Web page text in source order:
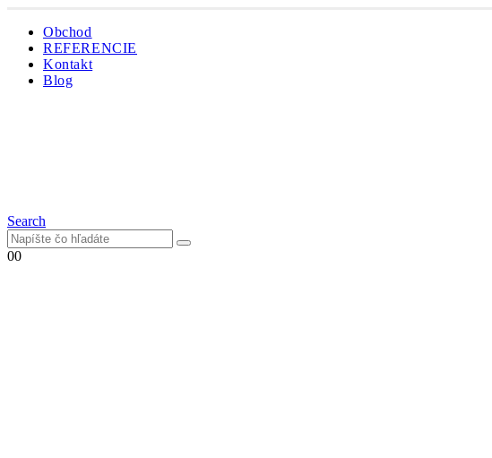
Obchod
REFERENCIE
Kontakt
Blog
Search
00